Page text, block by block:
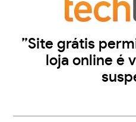
”Site grátis
loja online é